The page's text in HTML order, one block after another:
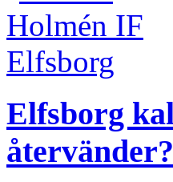
Elfsborg
återvänder?